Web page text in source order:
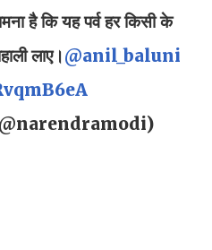
है कि यह पर्व हर किसी के
लाए। @anil_baluni